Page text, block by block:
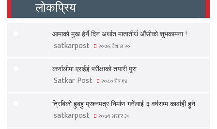
लोकप्रिय
आमाको मुख हेर्ने दिन अर्थात मातातीर्थ औंसीको शुभकामना !
satkarpost २०७६ बैशाख २०
कर्णालीमा एसईई परीक्षाको तयारी पूरा
Satkar Post २०८० चैत्र १४
त्रिबिको हुबहु प्रश्नपत्र निर्माण गर्नेलाई ३ वर्षसम्म कार्वाही हुने
satkarpost २०७९ असार ३०